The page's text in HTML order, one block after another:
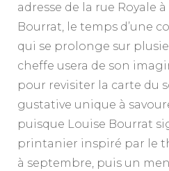
adresse de la rue Royale
Bourrat, le temps d’une
qui se prolonge sur
cheffe usera de son
pour revisiter la carte du
gustative unique à
puisque Louise Bourrat
printanier inspiré par le
à septembre, puis un